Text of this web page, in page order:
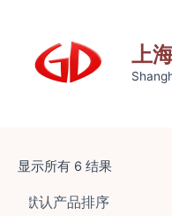
上
显示所有 6 结果